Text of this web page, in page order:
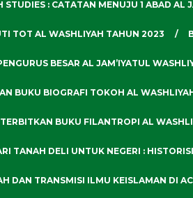
STUDIES : CATATAN MENUJU 1 ABAD AL
TOT AL WASHLIYAH TAHUN 2023
BESAR AL JAM’IYATUL
BUKU BIOGRAFI TOKOH AL
TERBITKAN BUKU FILANTROPI AL
TANAH DELI UNTUK NEGERI :
DAN TRANSMISI ILMU KEISLAMAN DI